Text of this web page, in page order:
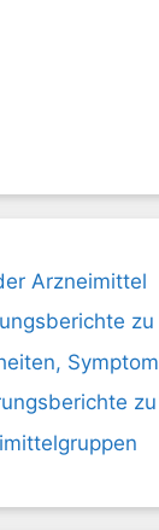
Arzneimittel